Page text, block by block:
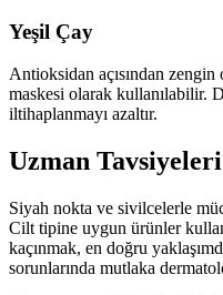
Yeşil Çay
Antioksidan açısından
maskesi olarak kullanılabilir.
iltihaplanmayı azaltır.
Uzman
Siyah nokta ve sivilcelerle
Cilt tipine uygun ürünler
kaçınmak, en doğru
sorunlarında mutlaka